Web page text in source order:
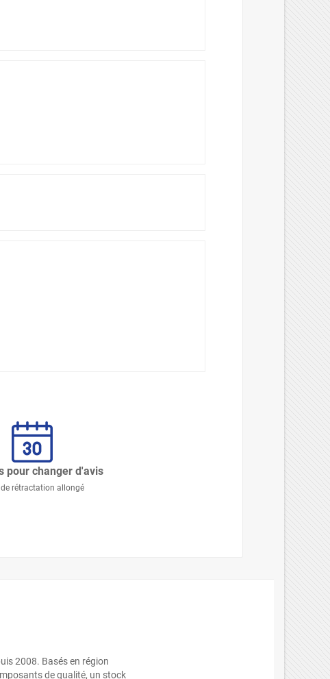
pour changer d'avis
de rétractation allongé
2008. Basés en région
de qualité, un stock